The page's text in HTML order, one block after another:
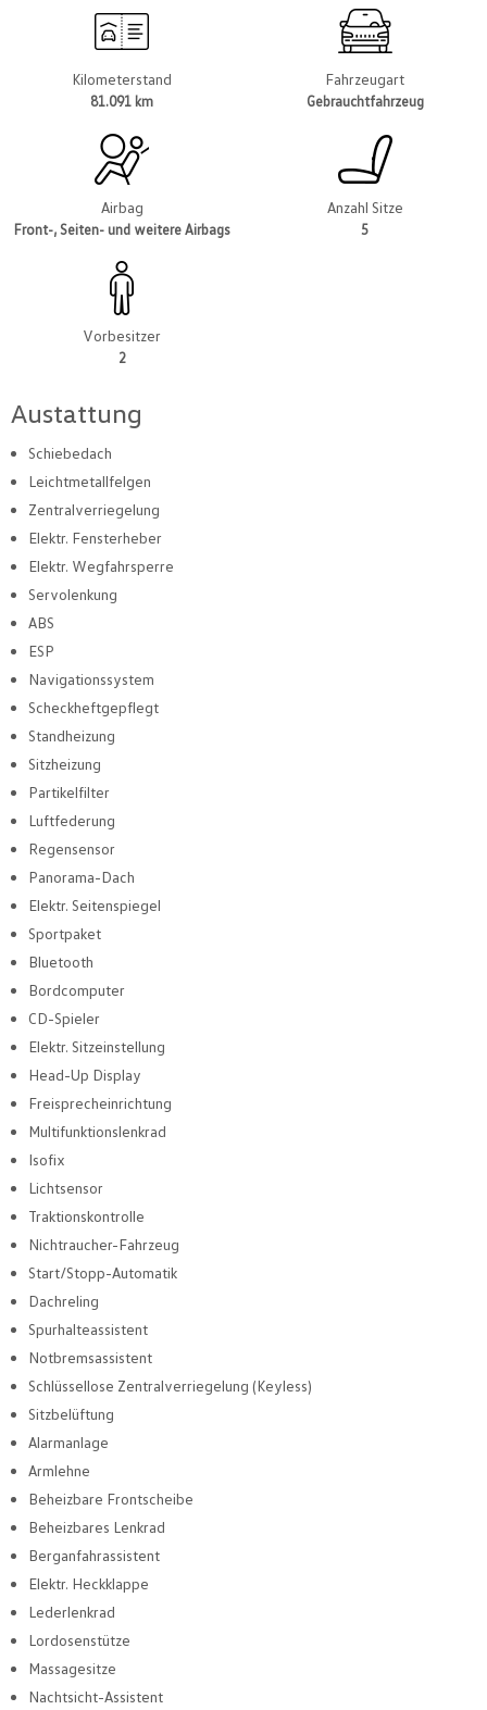
Kilometerstand
81.091 km
Fahrzeugart
Gebrauchtfahrzeug
Airbag
Front-, Seiten- und weitere Airbags
Anzahl Sitze
5
Vorbesitzer
2
Austattung
Schiebedach
Leichtmetallfelgen
Zentralverriegelung
Elektr. Fensterheber
Elektr. Wegfahrsperre
Servolenkung
ABS
ESP
Navigationssystem
Scheckheftgepflegt
Standheizung
Sitzheizung
Partikelfilter
Luftfederung
Regensensor
Panorama-Dach
Elektr. Seitenspiegel
Sportpaket
Bluetooth
Bordcomputer
CD-Spieler
Elektr. Sitzeinstellung
Head-Up Display
Freisprecheinrichtung
Multifunktionslenkrad
Isofix
Lichtsensor
Traktionskontrolle
Nichtraucher-Fahrzeug
Start/Stopp-Automatik
Dachreling
Spurhalteassistent
Notbremsassistent
Schlüssellose Zentralverriegelung (Keyless)
Sitzbelüftung
Alarmanlage
Armlehne
Beheizbare Frontscheibe
Beheizbares Lenkrad
Berganfahrassistent
Elektr. Heckklappe
Lederlenkrad
Lordosenstütze
Massagesitze
Nachtsicht-Assistent